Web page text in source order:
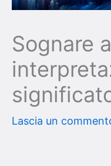
Sognare
Lascia un